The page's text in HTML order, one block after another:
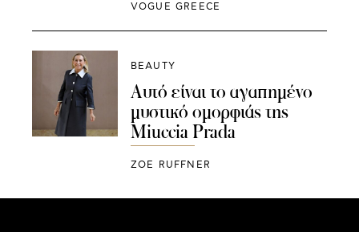
VOGUE GREECE
BEAUTY
Αυτό είναι το αγαπημένο
μυστικό ομορφιάς της
Miuccia Prada
ZOE RUFFNER